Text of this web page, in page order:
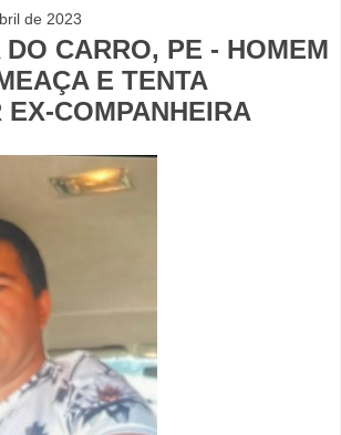
de 2023
CARRO, PE - HOMEM
E TENTA
EX-COMPANHEIRA